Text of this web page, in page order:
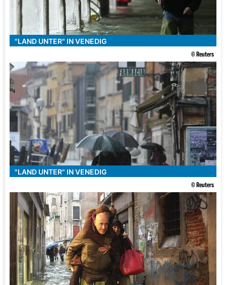
"LAND UNTER" IN VENEDIG
© Reuters
"LAND UNTER" IN VENEDIG
© Reuters